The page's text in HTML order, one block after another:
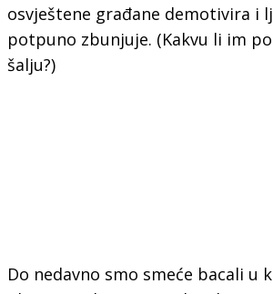
osvještene građane demotivira i
potpuno zbunjuje. (Kakvu li im
šalju?)
Do nedavno smo smeće bacali u